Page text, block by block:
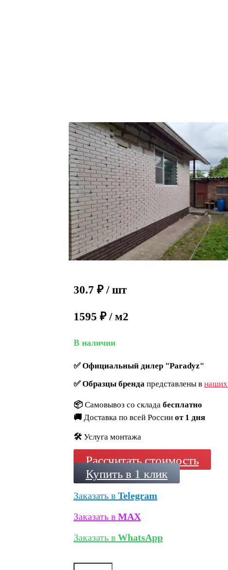
30.7 ₽ / шт
1595 ₽ / м2
В наличии
✅Официальный дилер "Paradyz"
✅Образцы брендапредставлены в
📦 Самовывоз со склада бесплатно
🚚 Доставка по всей России от 1 дня
🛠️ Услуга монтажа
Рассчитать стоимость
Купить в 1 клик
Заказать в Telegram
Заказать в MAX
Заказать в WhatsApp
Количество